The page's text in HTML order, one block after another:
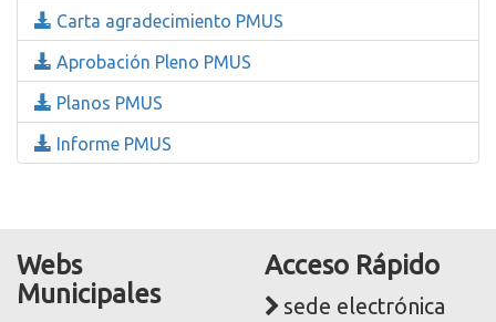
Carta agradecimiento PMUS
Aprobación Pleno PMUS
Planos PMUS
Informe PMUS
Webs
Municipales
Acceso Rápido
sede electrónica